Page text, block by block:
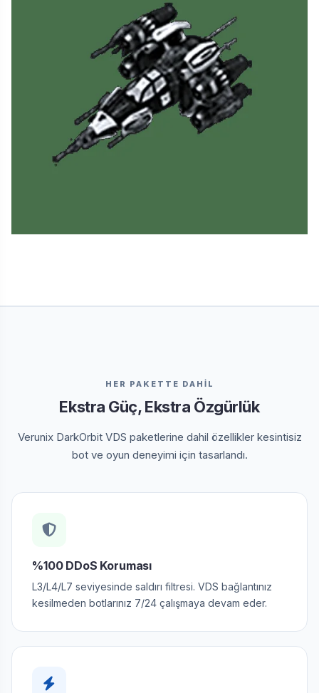
HER PAKETTE DAHİL
Ekstra Güç, Ekstra Özgürlük
Verunix DarkOrbit VDS paketlerine dahil özellikler kesintisiz
bot ve oyun deneyimi için tasarlandı.
%100 DDoS Koruması
L3/L4/L7 seviyesinde saldırı filtresi. VDS bağlantınız
kesilmeden botlarınız 7/24 çalışmaya devam eder.